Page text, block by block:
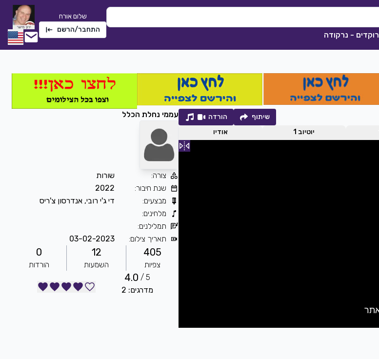
רוקדים - נרקודה
שלום אורח
התחבר/הרשם
שתי טיפות אמא
חלי לבנה
2276 הורדה
שיתוף
הורדה
יוטיוב 1 אודיו
עממי נחלת הכלל
צורה:
שורות
שנת חיבור:
2022
מבצעים:
די ג'י רובי, אנדרסון צ'ריס
מלחינים:
תמלילנים:
תאריך צילום:
03-02-2023
405
צפיות
12
השמעות
0
הורדות
5 /
4.0
מדרגים: 2